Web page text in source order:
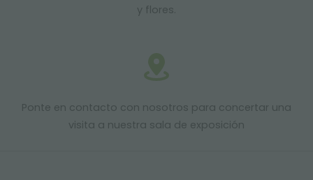
y flores.
Ponte en contacto con nosotros para concertar una
visita a nuestra sala de exposición